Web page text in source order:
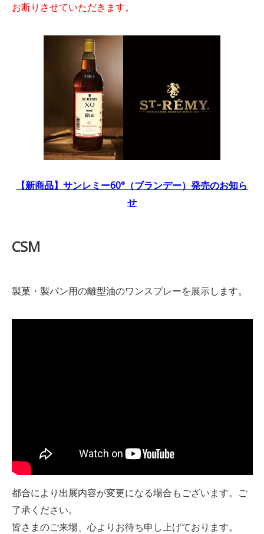
お断りさせていただきます。
【新商品】サンレミー60°（ブランデー）発売のお知ら
せ
CSM
製菓・製パン用の離型油のワンスプレーを展示します。
都合により出展内容が変更になる場合もございます。ご
了承ください。
皆さまのご来場、心よりお待ち申し上げております。